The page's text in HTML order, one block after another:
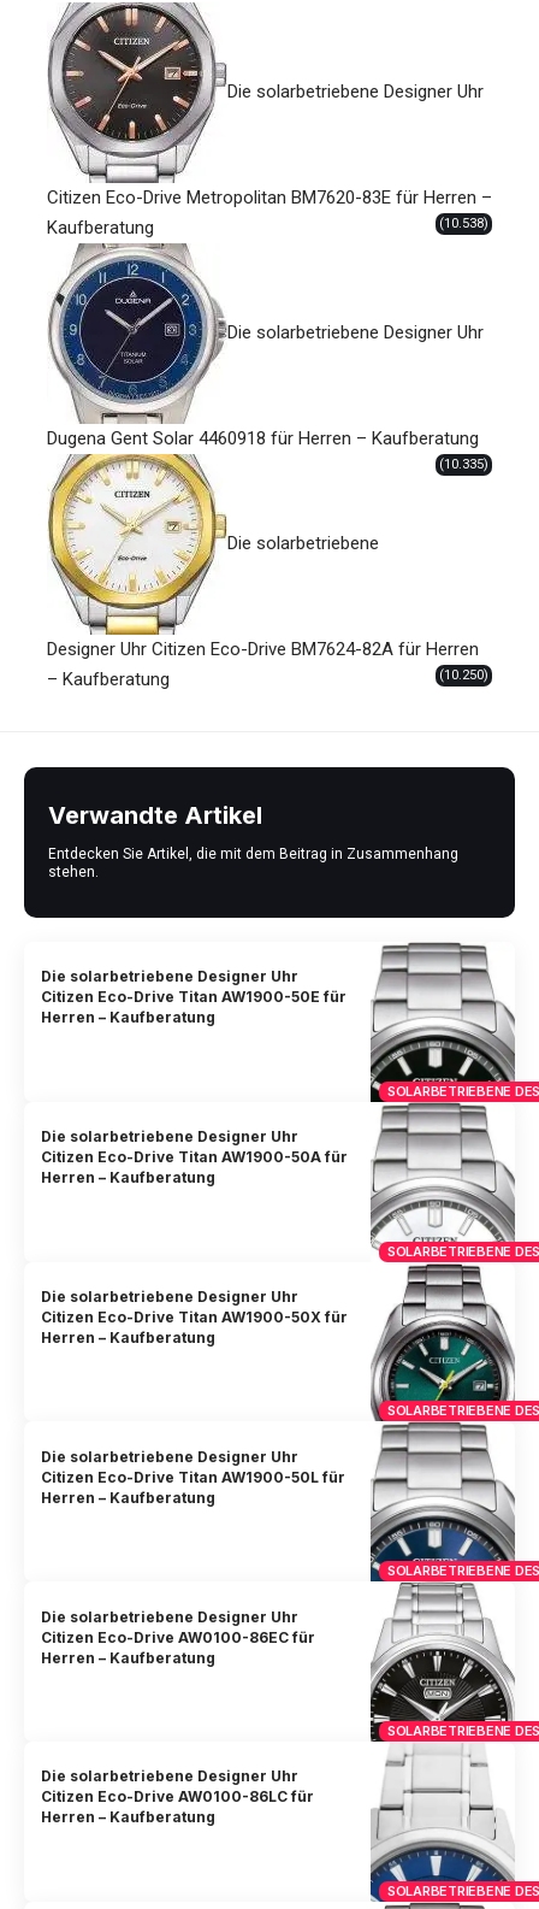
Die solarbetriebene Designer Uhr
Citizen Eco-Drive Metropolitan BM7620-83E für Herren –
Kaufberatung
(10.538)
Die solarbetriebene Designer Uhr
Dugena Gent Solar 4460918 für Herren – Kaufberatung
(10.335)
Die solarbetriebene
Designer Uhr Citizen Eco-Drive BM7624-82A für Herren
– Kaufberatung
(10.250)
Verwandte Artikel
Entdecken Sie Artikel, die mit dem Beitrag in Zusammenhang
stehen.
SOLARBETRIEBENE
Die solarbetriebene Designer Uhr
Citizen Eco-Drive Titan AW1900-50E für
Herren – Kaufberatung
SOLARBETRIEBENE
Die solarbetriebene Designer Uhr
Citizen Eco-Drive Titan AW1900-50A für
Herren – Kaufberatung
SOLARBETRIEBENE
Die solarbetriebene Designer Uhr
Citizen Eco-Drive Titan AW1900-50X für
Herren – Kaufberatung
SOLARBETRIEBENE
Die solarbetriebene Designer Uhr
Citizen Eco-Drive Titan AW1900-50L für
Herren – Kaufberatung
SOLARBETRIEBENE
Die solarbetriebene Designer Uhr
Citizen Eco-Drive AW0100-86EC für
Herren – Kaufberatung
SOLARBETRIEBENE
Die solarbetriebene Designer Uhr
Citizen Eco-Drive AW0100-86LC für
Herren – Kaufberatung